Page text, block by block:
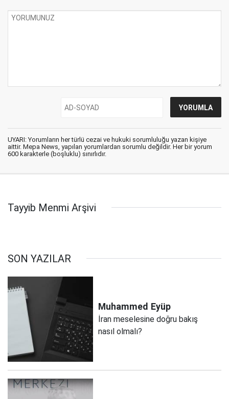
UYARI: Yorumların her türlü cezai ve hukuki sorumluluğu yazan kişiye
aittir. Mepa News, yapılan yorumlardan sorumlu değildir. Her bir yorum
600 karakterle (boşluklu) sınırlıdır.
Tayyib Menmi Arşivi
SON YAZILAR
Muhammed Eyüp
İran meselesine doğru bakış
nasıl olmalı?